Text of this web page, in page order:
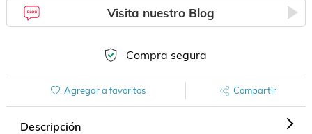
Visita nuestro Blog
Compra segura
Agregar a favoritos Compartir
Descripción